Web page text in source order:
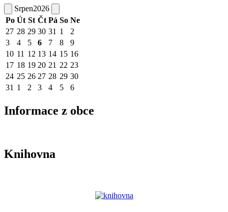
Srpen2026
Po Út St Čt Pá So Ne
27 28 29 30 31 1
2
3
4 5 6 7 8
9
10 11 12 13 14 15 16
17 18 19 20 21 22 23
24 25 26 27 28 29 30
31 1 2 3 4 5 6
Informace z obce
Knihovna